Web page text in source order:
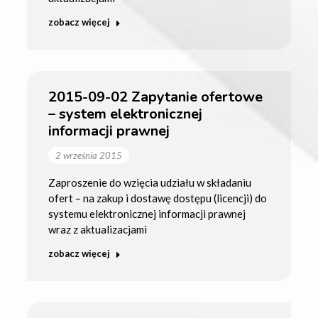
zobacz więcej
2015-09-02 Zapytanie ofertowe
– system elektronicznej
informacji prawnej
2 września 2015
Zaproszenie do wzięcia udziału w składaniu
ofert – na zakup i dostawę dostępu (licencji) do
systemu elektronicznej informacji prawnej
wraz z aktualizacjami
zobacz więcej